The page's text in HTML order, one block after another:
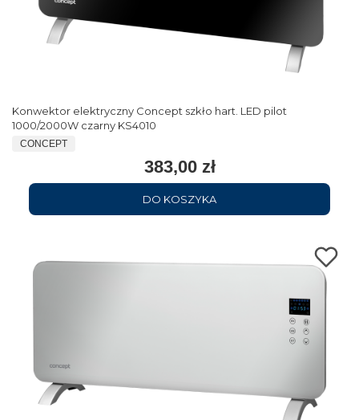
Konwektor elektryczny Concept szkło hart. LED pilot
1000/2000W czarny KS4010
CONCEPT
383,00 zł
DO KOSZYKA